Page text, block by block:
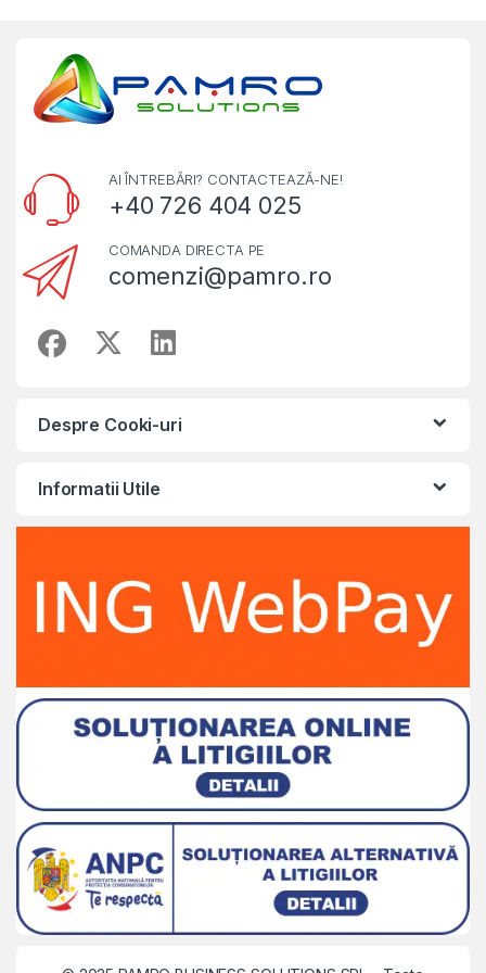
AI ÎNTREBĂRI? CONTACTEAZĂ-NE!
+40 726 404 025
COMANDA DIRECTA PE
comenzi@pamro.ro
Despre Cooki-uri
Informatii Utile